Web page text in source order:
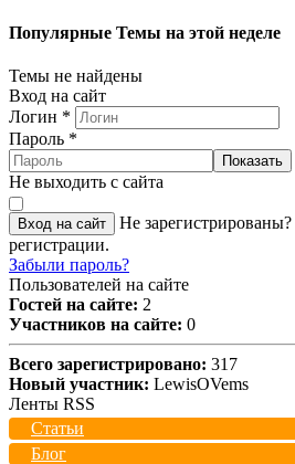
Популярные Темы на этой неделе
Темы не найдены
Вход на сайт
Логин *
Пароль *
Показать
Не выходить с сайта
Вход на сайт Не зарегистрированы?
регистрации.
Забыли пароль?
Пользователей на сайте
Гостей на сайте: 2
Участников на сайте: 0
Всего зарегистрировано: 317
Новый участник: LewisOVems
Ленты RSS
Статьи
Блог